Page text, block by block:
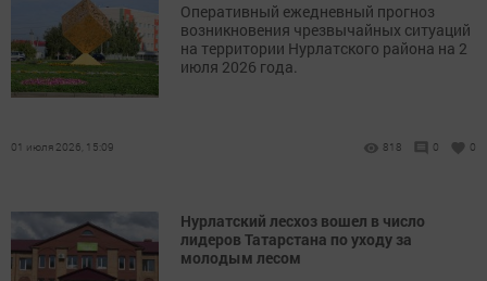
Оперативный ежедневный прогноз
возникновения чрезвычайных ситуаций
на территории Нурлатского района на 2
июля 2026 года.
01 июля 2026, 15:09 818 0 0
Нурлатский лесхоз вошел в число
лидеров Татарстана по уходу за
молодым лесом